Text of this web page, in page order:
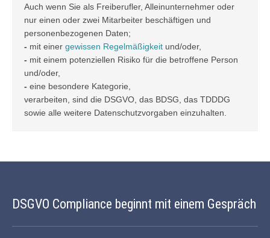
Auch wenn Sie als Freiberufler, Alleinunternehmer oder
nur einen oder zwei Mitarbeiter beschäftigen und
personenbezogenen Daten;
- mit einer gewissen Regelmäßigkeit und/oder,
- mit einem potenziellen Risiko für die betroffene Person
und/oder,
- eine besondere Kategorie,
verarbeiten, sind die DSGVO, das BDSG, das TDDDG
sowie alle weitere Datenschutzvorgaben einzuhalten.
DSGVO Compliance beginnt mit einem Gespräch